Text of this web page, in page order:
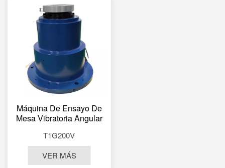
Máquina De Ensayo De
Mesa Vibratoria Angular
T1G200V
VER MÁS